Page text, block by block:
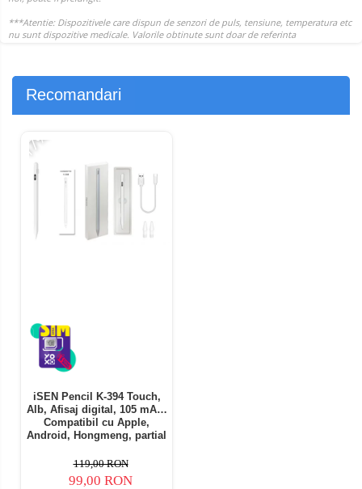
Recomandari
-17%
iSEN Pencil K-394 Touch,
Alb, Afisaj digital, 105 mAh,
Compatibil cu Apple,
Android, Hongmeng, partial
119,00 RON
99,00 RON